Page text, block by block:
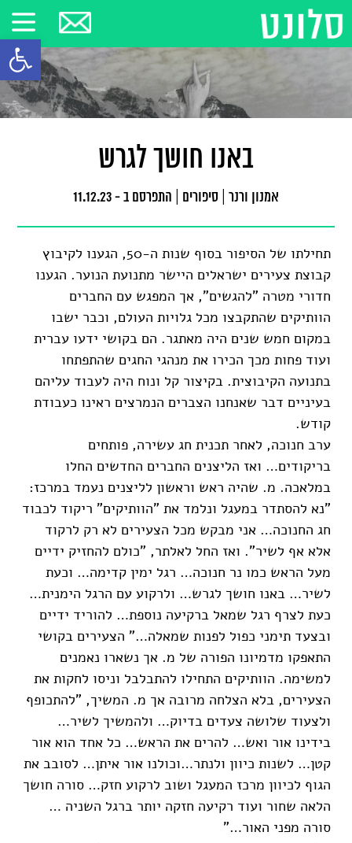
פתח
באנו חושך לגרש
אמנון ורנר סיפורים התפרסם ב - 11.12.23
תחילתו של הסיפור בסוף שנות ה-50, הגענו לקיבוץ
קבוצת צעירים ישראלים היישר מתנועת הנוער. הגענו
חדורי מטרה "להגשים", אך המפגש עם החברים
הוותיקים שהתקבצו מכל גלויות העולם, וכבר ישבו
במקום חמש שנים היה מאתגר. הם בקושי ידעו עברית
ועוד פחות מכך הכירו את מנהגי החגים שהתפתחו
בתנועה הקיבוצית. בקיצור קל ונוח היה לעבוד עליהם
בעיניים דבר שאנחנו הצברים הנמרצים ראינו כעבודת
קודש.
ערב חנוכה, לאחר תכנית חג עשירה, פותחים
בריקודים… ואז הליצנים החברים החדשים החלו
במלאכה. מ. שהיה ראש וראשון לליצנים נעמד במרכז:
"נא להסתדר במעגל ונלמד את "הוותיקים" ריקוד לכבוד
חג החנוכה… אני מבקש מכל הצעירים לא רק לרקוד
אלא אף לשיר". ואז החל לאלתר, "כולם להחזיק ידיים
מעל הראש כמו נר חנוכה… רגל ימין קדימה… וכעת
לשיר… באנו חושך לגרש… ולרקוע עם הרגל הימנית…
כעת לצרף רגל שמאל ברקיעה נוספת… להוריד ידיים
ובצעד תימני כפול לפנות שמאלה…" הצעירים בקושי
התאפקו מדמיונו הפורה של מ. אך נשארו נאמנים
למשימה. הוותיקים התחילו להתבלבל וניסו לחקות את
הצעירים, בלא הצלחה מרובה אך מ. המשיך, "להתכופף
ולצעוד שלושה צעדים בדיוק… ולהמשיך לשיר…
בידינו אור ואש… להרים את הראש… כל אחד הוא אור
קטן… לשנות כיוון ולנתר…וכולנו אור איתן… לסובב את
הגוף לכיוון מרכז המעגל ושוב לרקוע חזק… סורה חושך
הלאה שחור ועוד רקיעה חזקה יותר ברגל השניה …
סורה מפני האור…"